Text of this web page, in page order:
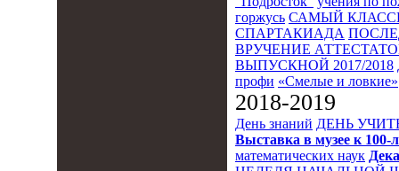
горжусь САМЫЙ
СПАРТАКИАДА
ВРУЧЕНИЕ
ВЫПУСКНОЙ 2017/2018
профи «Смелые и ловкие»
2018-2019
День знаний ДЕНЬ
Выставка в музее к
математических наук